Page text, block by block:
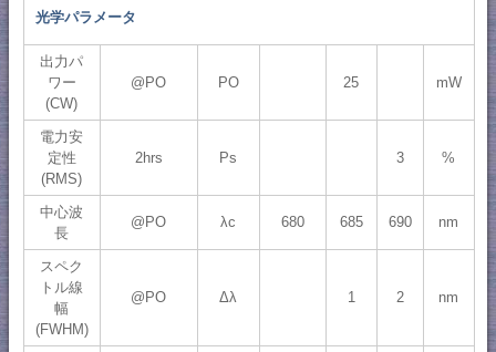
光学パラメータ
出力パ
ワー
(CW)
@PO PO 25 mW
電力安
定性
(RMS)
2hrs Ps 3 %
中心波
長
@PO λc 680 685 690 nm
スペク
トル線
幅
(FWHM)
@PO Δλ 1 2 nm